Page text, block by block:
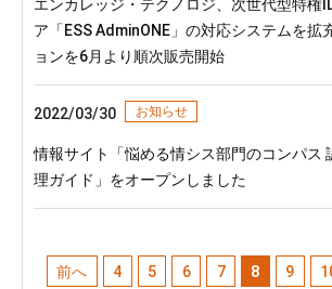
エンカレッジ・テクノロジ、次世代型特権
ア「ESS AdminONE」の対応システムを拡
ョンを6月より順次販売開始
2022/03/30 お知らせ
情報サイト「悩める情シス部門のコンパス
理ガイド」をオープンしました
前へ 4 5 6 7 8 9